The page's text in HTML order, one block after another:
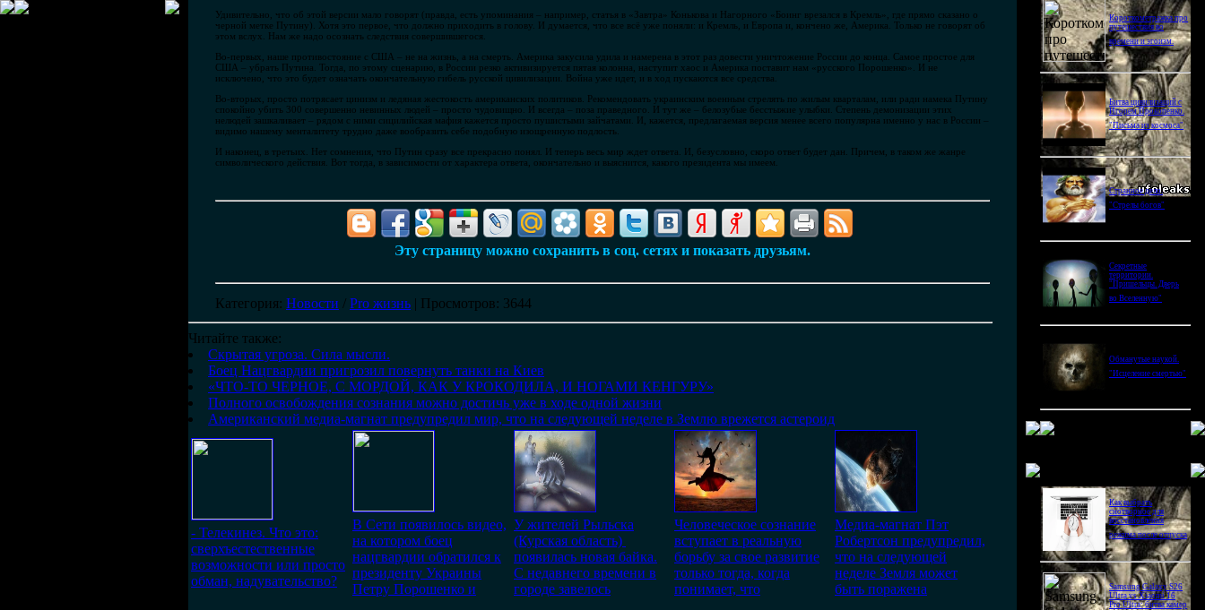
Удивительно, что об этой версии мало говорят (правда, есть упоминания – например, статья в «Завтра» Конькова и Нагорного «Боинг врезался в Кремль», где прямо сказано о
черной метке Путину). Хотя это первое, что должно приходить в голову. И думается, что все всё уже поняли: и Кремль, и Европа и, кончено же, Америка. Только не говорят об
этом вслух. Нам же надо осознать следствия совершившегося.
Во-первых, наше противостояние с США – не на жизнь, а на смерть. Америка закусила удила и намерена в этот раз довести уничтожение России до конца. Самое простое для
США – убрать Путина. Тогда, по этому сценарию, в России резко активизируется пятая колонна, наступит хаос и Америка поставит нам «русского Порошенко». И не
исключено, что это будет означать окончательную гибель русской цивилизации. Война уже идет, и в ход пускаются все средства.
Во-вторых, просто потрясает цинизм и ледяная жестокость американских политиков. Рекомендовать украинским военным стрелять по жилым кварталам, или ради намека Путину
спокойно убить 300 совершенно невинных людей – просто чудовищно. И всегда – поза праведного. И тут же – белозубые бесстыжие улыбки. Степень демонизации этих
нелюдей зашкаливает – рядом с ними сицилийская мафия кажется просто пушистыми зайчатами. И, кажется, предлагаемая версия менее всего популярна именно у нас в России –
видимо нашему менталитету трудно даже вообразить себе подобную изощренную подлость.
И наконец, в третьих. Нет сомнения, что Путин сразу все прекрасно понял. И теперь весь мир ждет ответа. И, безусловно, скоро ответ будет дан. Причем, в таком же жанре
символического действия. Вот тогда, в зависимости от характера ответа, окончательно и выяснится, какого президента мы имеем.
Эту страницу можно сохранить в соц. сетях и показать друзьям.
Категория: Новости / Pro жизнь | Просмотров: 3644
Читайте также:
Скрытая угроза. Сила мысли.
Боец Нацгвардии пригрозил повернуть танки на Киев
«ЧТО-ТО ЧЕРНОЕ, С МОРДОЙ, КАК У КРОКОДИЛА, И НОГАМИ КЕНГУРУ»
Полного освобождения сознания можно достичь уже в ходе одной жизни
Американский медиа-магнат предупредил мир, что на следующей неделе в Землю врежется астероид
- Телекинез. Что это:
сверхъестественные
возможности или просто
обман, надувательство?
В Сети появилось видео,
на котором боец
нацгвардии обратился к
президенту Украины
Петру Порошенко и
У жителей Рыльска
(Курская область)
появилась новая байка.
С недавнего времени в
городе завелось
Человеческое сознание
вступает в реальную
борьбу за свое развитие
только тогда, когда
понимает, что
Медиа-магнат Пэт
Робертсон предупредил,
что на следующей
неделе Земля может
быть поражена
Короткометражка про
путешествия во
времени и эгоизм.
Битва цивилизаций с
Игорем Прокопенко.
"Письма из космоса"
Странное дело.
"Стрелы богов"
Секретные
территории.
"Пришельцы. Дверь
во Вселенную"
Обманутые наукой.
"Исцеление смертью"
Как выбрать
снотворное для
восстановления
режима после отпуска
Samsung Galaxy S26
Ultra vs Xiaomi 16
Pro Ultra: битва камер